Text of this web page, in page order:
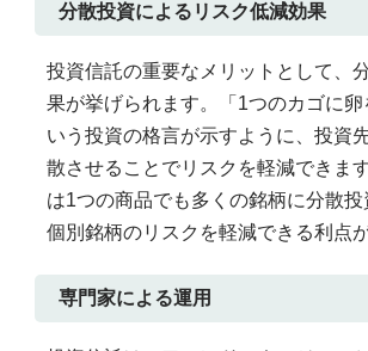
分散投資によるリスク低減効果
投資信託の重要なメリットとして、
果が挙げられます。「1つのカゴに卵
いう投資の格言が示すように、投資
散させることでリスクを軽減できま
は1つの商品でも多くの銘柄に分散投
個別銘柄のリスクを軽減できる利点
専門家による運用